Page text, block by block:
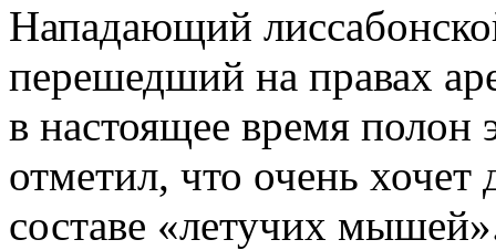
Нападающий
перешедший на правах
в настоящее время полон
отметил, что очень хочет
составе «летучих